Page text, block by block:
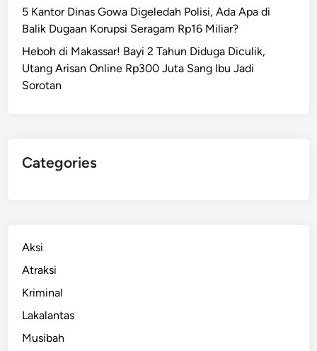
5 Kantor Dinas Gowa Digeledah Polisi, Ada Apa di
Balik Dugaan Korupsi Seragam Rp16 Miliar?
Heboh di Makassar! Bayi 2 Tahun Diduga Diculik,
Utang Arisan Online Rp300 Juta Sang Ibu Jadi
Sorotan
Categories
Aksi
Atraksi
Kriminal
Lakalantas
Musibah